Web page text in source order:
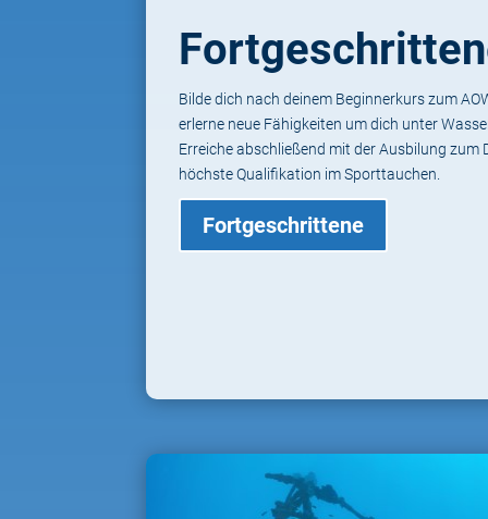
Bilde dich nach deinem Beginnerkurs zum
erlerne neue Fähigkeiten um dich unter
Erreiche abschließend mit der Ausbilung zum
höchste Qualifikation im Sporttauchen.
Fortgeschrittene